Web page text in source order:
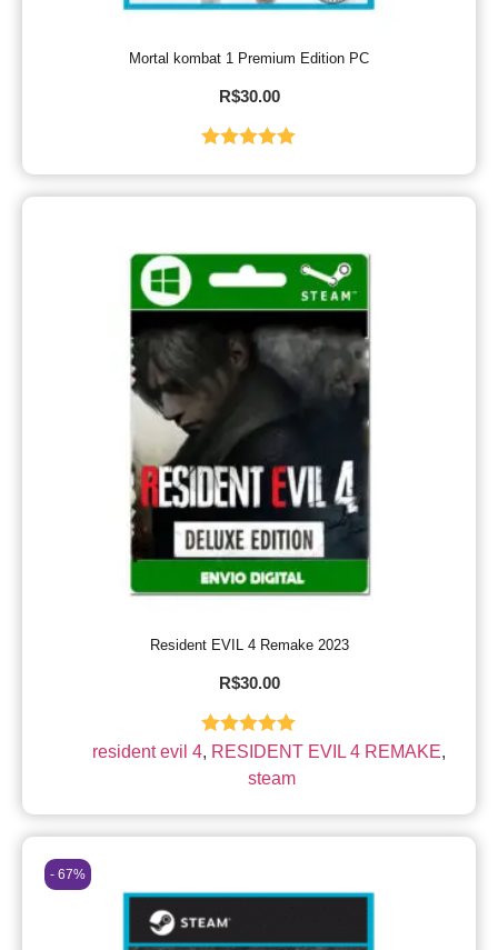
Mortal kombat 1 Premium Edition PC
R$30.00
5.00de 5
Resident EVIL 4 Remake 2023
R$30.00
Avaliação
resident evil 4, RESIDENT EVIL 4 REMAKE,
steam
- 67%